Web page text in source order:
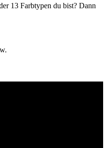
13 Farbtypen du bist? Dann